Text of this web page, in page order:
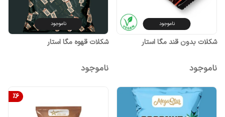
ناموجود
شکلات بدون قند مگا استار
ناموجود
ناموجود
شکلات قهوه مگا استار
ناموجود
%6